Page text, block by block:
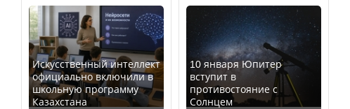
Искусственный интеллект
официально включили в
школьную программу
Казахстана
10 января Юпитер
вступит в
противостояние с
Солнцем